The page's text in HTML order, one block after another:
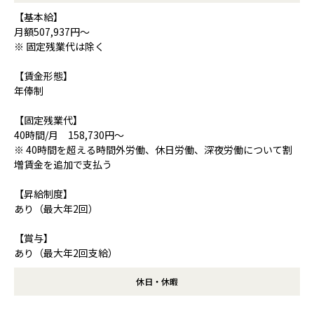
【基本給】
月額507,937円～
※ 固定残業代は除く
【賃金形態】
年俸制
【固定残業代】
40時間/月 158,730円～
※ 40時間を超える時間外労働、休日労働、深夜労働について割
増賃金を追加で支払う
【昇給制度】
あり（最大年2回）
【賞与】
あり（最大年2回支給）
休日・休暇